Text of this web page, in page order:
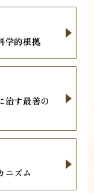
学的根拠
治す最善の
ニズム